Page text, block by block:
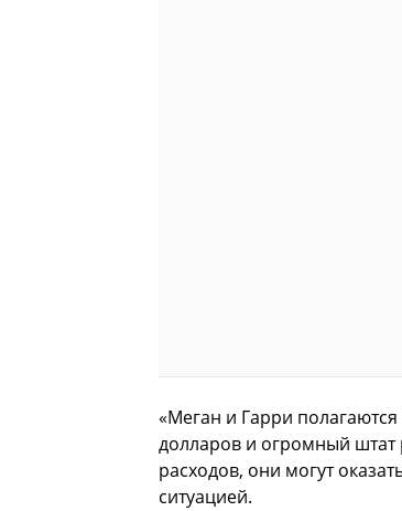
«Меган и Гарри
долларов и огромный штат
расходов, они могут
ситуацией.